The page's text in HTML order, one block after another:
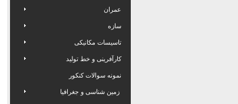
عمران
سازه
تاسیسات مکانیکی
کارآفرینی و خط تولید
نمونه سوالات کنکور
زمین شناسی و جغرافیا